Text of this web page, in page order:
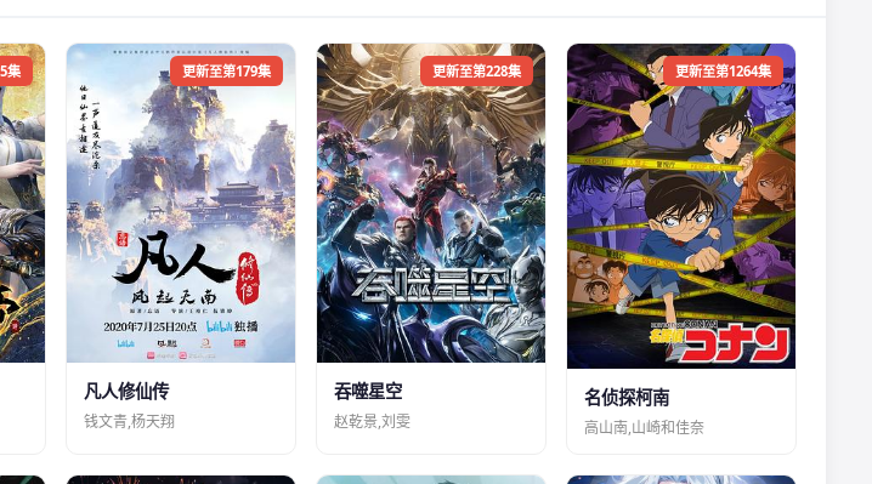
集 更新至第179集
凡人修仙传
钱文青,杨天翔
更新至第228集
吞噬星空
赵乾景,刘雯
更新至第1264集
名侦探柯南
高山南,山崎和佳奈